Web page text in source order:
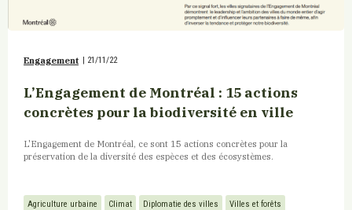
Engagement 21/11/22
L’Engagement de Montréal : 15 actions
concrètes pour la biodiversité en ville
L'Engagement de Montréal, ce sont 15 actions concrètes pour la
préservation de la diversité des espèces et des écosystèmes.
Agriculture urbaine Climat Diplomatie des villes Villes et forêts